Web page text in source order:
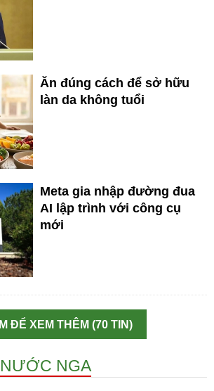
Ăn đúng cách để sở hữu
làn da không tuổi
Meta gia nhập đường đua
AI lập trình với công cụ
mới
ĐỂ XEM THÊM (70 TIN)
NGA